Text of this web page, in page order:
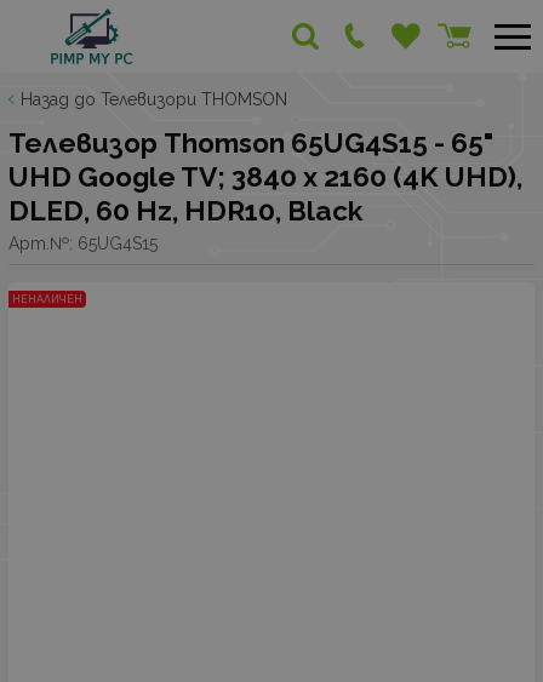
Назад до Телевизори THOMSON
Телевизор Thomson 65UG4S15 - 65"
UHD Google TV; 3840 x 2160 (4K UHD),
DLED, 60 Hz, HDR10, Black
Арт.№: 65UG4S15
НЕНАЛИЧЕН